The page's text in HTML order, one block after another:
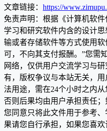
文章链接： https://
免责声明：根据《计算机软
学习和研究软件内含的设计
输或者存储软件等方式使用
可，不向其支付报酬。”您需
网络，仅供用户交流学习与
有，版权争议与本站无关，
法用途，需在24个小时之内
否则后果均由用户承担责任
您同意只将此文件用于参考
果请您自行承担，如果您喜